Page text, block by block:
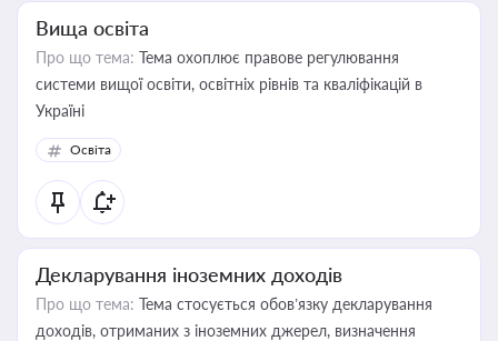
Вища освіта
Про що тема: Тема охоплює правове регулювання
системи вищої освіти, освітніх рівнів та кваліфікацій в
Україні
Освіта
Декларування іноземних доходів
Про що тема: Тема стосується обов’язку декларування
доходів, отриманих з іноземних джерел, визначення